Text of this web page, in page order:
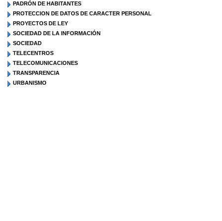
PADRÓN DE HABITANTES
PROTECCION DE DATOS DE CARACTER PERSONAL
PROYECTOS DE LEY
SOCIEDAD DE LA INFORMACIÓN
SOCIEDAD
TELECENTROS
TELECOMUNICACIONES
TRANSPARENCIA
URBANISMO